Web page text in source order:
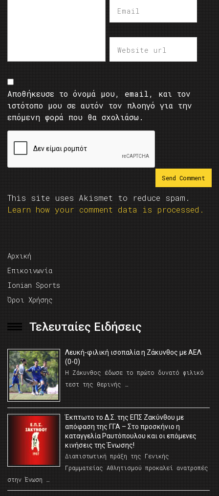
Αποθήκευσε το όνομά μου, email, και τον
ιστότοπο μου σε αυτόν τον πλοηγό για την
επόμενη φορά που θα σχολιάσω.
This site uses Akismet to reduce spam.
Learn how your comment data is processed.
Αρχική
Επικοινωνία
Ionian Sports
Όροι Χρήσης
Τελευταίες Ειδήσεις
Λευκή-φιλική ισοπαλία η Ζάκυνθος με ΑΕΛ
(0-0)
Η Ζάκυνθος έδωσε το πρώτο δυνατό φιλικό
τεστ της θερινής …
Έκπτωτο το Δ.Σ. της ΕΠΣ Ζακύνθου με
απόφαση της ΓΓΑ – Στο προσκήνιο η
καταγγελία Ραυτόπουλου και οι επόμενες
κινήσεις της Ένωσης!
Διαπιστωτική πράξη της Γενικής
Γραμματείας Αθλητισμού προκαλεί ανατροπές
στην Ένωση …